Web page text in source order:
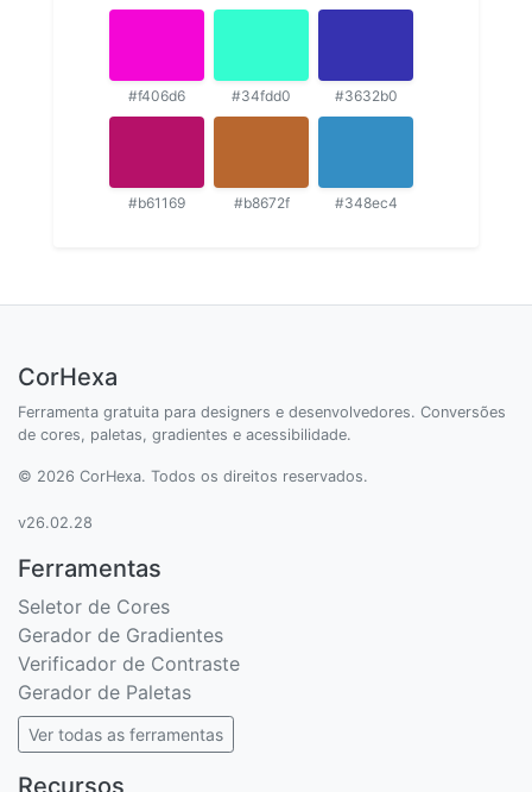
#f406d6 #34fdd0 #3632b0
#b61169 #b8672f #348ec4
CorHexa
Ferramenta gratuita para designers e desenvolvedores. Conversões
de cores, paletas, gradientes e acessibilidade.
© 2026 CorHexa. Todos os direitos reservados.
v26.02.28
Ferramentas
Seletor de Cores
Gerador de Gradientes
Verificador de Contraste
Gerador de Paletas
Ver todas as ferramentas
Recursos